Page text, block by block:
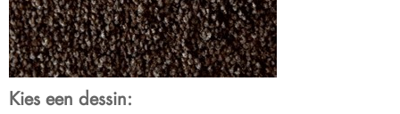
Kies een dessin: